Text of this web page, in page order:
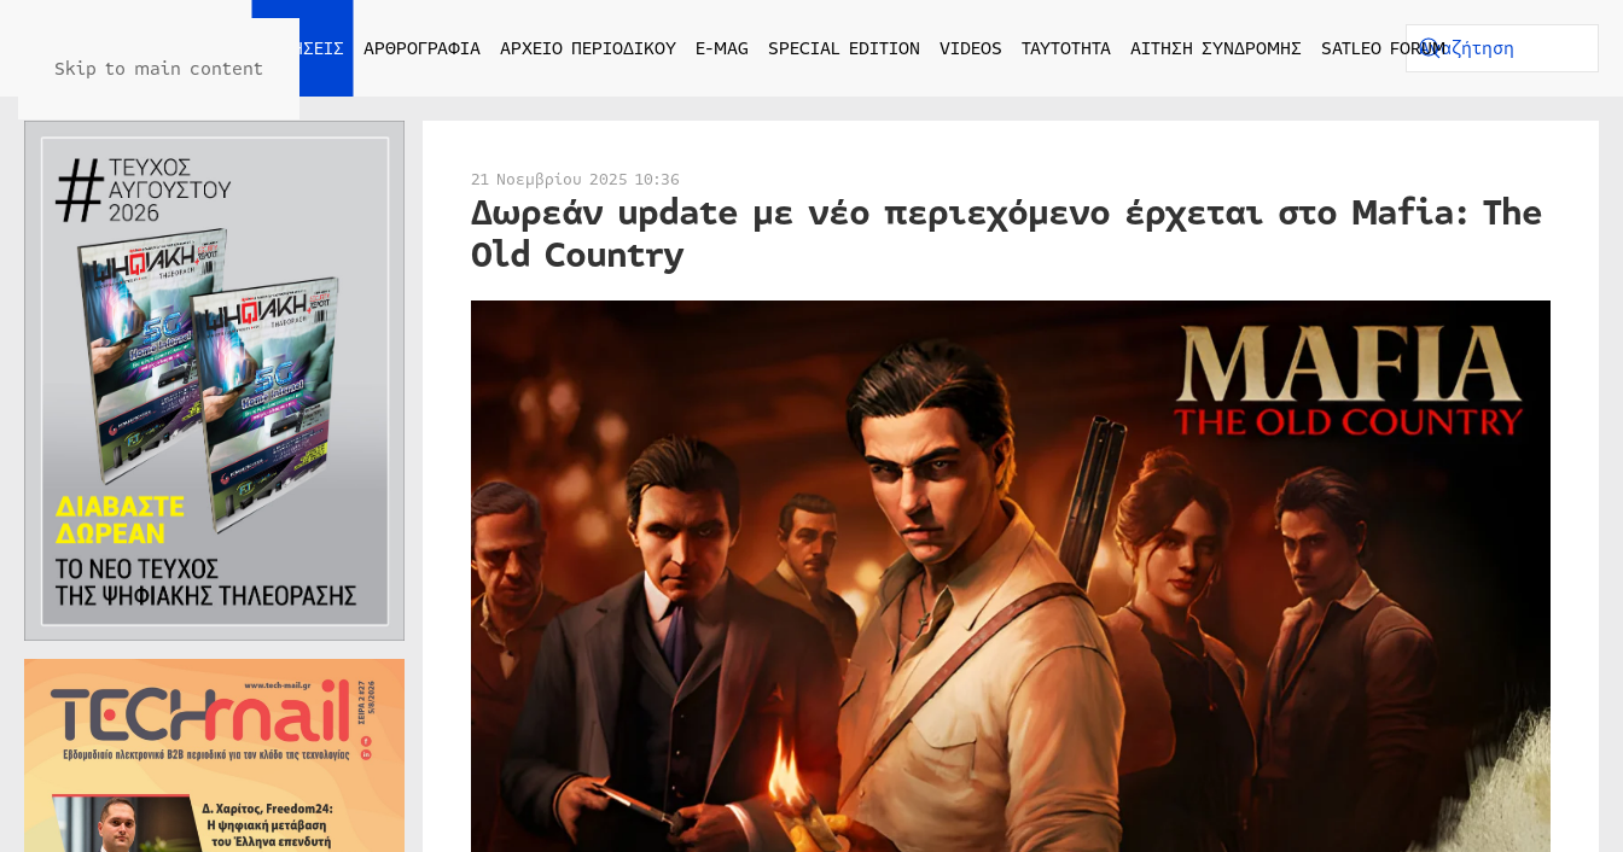
Skip to main content
ΕΙΔΗΣΕΙΣ ΑΡΘΡΟΓΡΑΦΙΑ ΑΡΧΕΙΟ ΠΕΡΙΟΔΙΚΟΥ E-MAG SPECIAL EDITION VIDEOS ΤΑΥΤΟΤΗΤΑ ΑΙΤΗΣΗ ΣΥΝΔΡΟΜΗΣ SATLEO FORUM
21 Νοεμβρίου 2025 10:36
Δωρεάν update με νέο περιεχόμενο έρχεται στο Mafia: The
Old Country